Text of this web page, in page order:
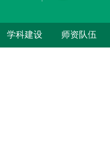
学科建设 师资队伍